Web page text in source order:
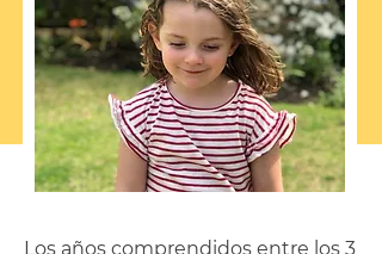
Los años comprendidos entre los 3